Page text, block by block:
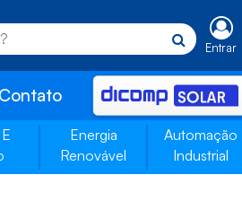
Entrar
Contato
Energia
Renovável
Automação
Industrial